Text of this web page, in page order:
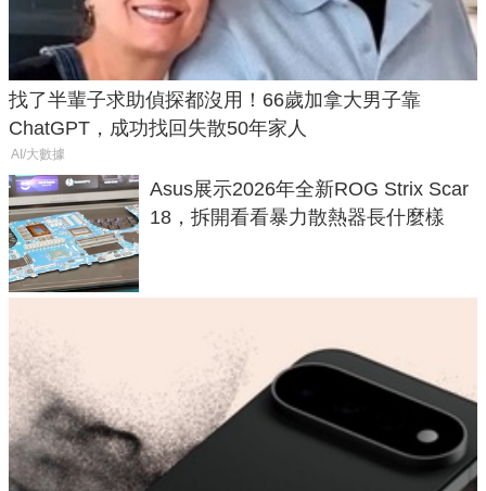
找了半輩子求助偵探都沒用！66歲加拿大男子靠
ChatGPT，成功找回失散50年家人
AI/大數據
Asus展示2026年全新ROG Strix Scar
18，拆開看看暴力散熱器長什麼樣